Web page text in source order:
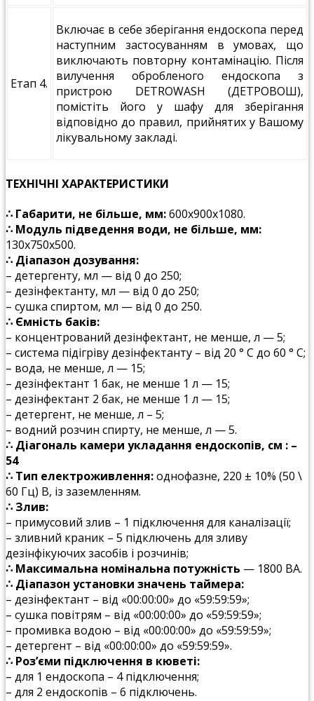
Етап 4.
Включає в себе зберігання ендоскопа перед
наступним застосуванням в умовах, що
виключають повторну контамінацію. Після
вилучення обробленого ендоскопа з
пристрою DETROWASH (ДЕТРОВОШ),
помістіть його у шафу для зберігання
відповідно до правил, прийнятих у Вашому
лікувальному закладі.
ТЕХНІЧНІ ХАРАКТЕРИСТИКИ
∴ Габарити, не більше, мм:600х900х1080.
∴ Модуль підведення води, не більше, мм:
130х750х500.
∴ Діапазон дозування:
– детергенту, мл — від 0 до 250;
– дезінфектанту, мл — від 0 до 250;
– сушка спиртом, мл — від 0 до 250.
∴ Ємність баків:
– концентрований дезінфектант, не менше, л — 5;
– система підігріву дезінфектанту – від 20 ° С до 60 ° С;
– вода, не менше, л — 15;
– дезінфектант 1 бак, не менше 1 л — 15;
– дезінфектант 2 бак, не менше 1 л — 15;
– детергент, не менше, л – 5;
– водний розчин спирту, не менше, л — 5.
∴ Діагональ камери укладання ендоскопів, см : –
54
∴ Тип електроживлення:однофазне, 220 ± 10% (50 \
60 Гц) В, із заземленням.
∴ Злив:
– примусовий злив – 1 підключення для каналізації;
– зливний краник – 5 підключень для зливу
дезінфікуючих засобів і розчинів;
∴ Максимальна номінальна потужність — 1800 ВА.
∴ Діапазон установки значень таймера:
– дезінфектант – від «00:00:00» до «59:59:59»;
– сушка повітрям – від «00:00:00» до «59:59:59»;
– промивка водою – від «00:00:00» до «59:59:59»;
– детергент – від «00:00:00» до «59:59:59».
∴ Роз’єми підключення в кюветі:
– для 1 ендоскопа – 4 підключення;
– для 2 ендоскопів – 6 підключень.